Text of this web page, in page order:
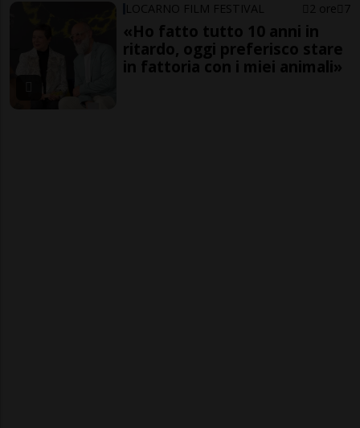
LOCARNO FILM FESTIVAL 2 ore 7
«Ho fatto tutto 10 anni in
ritardo, oggi preferisco stare
in fattoria con i miei animali»